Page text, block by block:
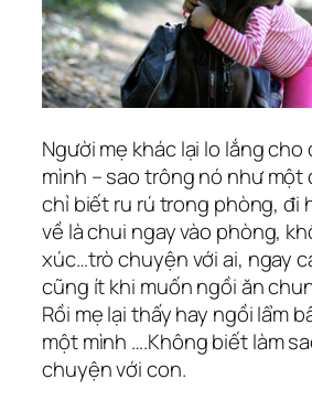
Người mẹ khác lại lo lắng
mình – sao trông nó như một
chỉ biết ru rú trong phòng, đi
về là chui ngay vào phòng,
xúc…trò chuyện với ai, ngay
cũng ít khi muốn ngồi ăn
Rồi mẹ lại thấy hay ngồi lẩm
một mình ….Không biết làm
chuyện với con.